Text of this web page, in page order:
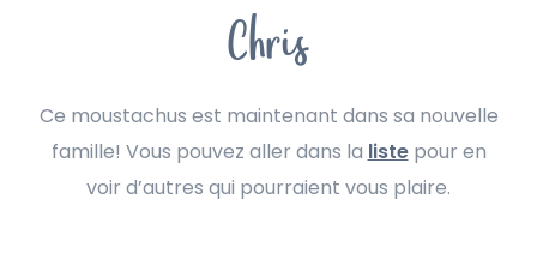
Chris
Ce moustachus est maintenant dans sa nouvelle
famille! Vous pouvez aller dans la listepour en
voir d’autres qui pourraient vous plaire.